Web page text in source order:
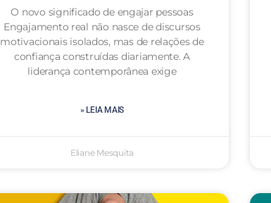
O novo significado de engajar pessoas
Engajamento real não nasce de discursos
motivacionais isolados, mas de relações de
confiança construídas diariamente. A
liderança contemporânea exige
» LEIA MAIS
Eliane Mesquita